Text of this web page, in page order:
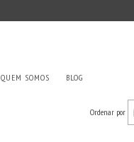
QUEM SOMOS BLOG
Ordenar por